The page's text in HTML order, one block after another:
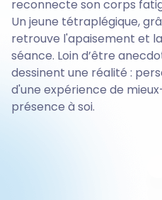
reconnecte son corps
Un jeune tétraplégique,
retrouve l'apaisement et
séance. Loin d’être
dessinent une réalité :
d'une expérience de
présence à soi.